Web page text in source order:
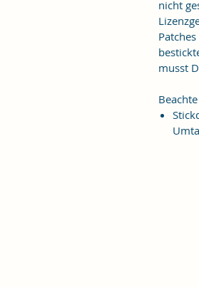
nicht
musst